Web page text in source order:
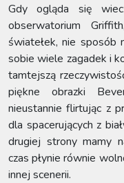
Gdy ogląda się
obserwatorium
światełek, nie
sobie wiele zagadek i
tamtejszą
piękne obrazki
nieustannie flirtując z
dla spacerujących z
drugiej strony mamy
czas płynie równie
innej scenerii.